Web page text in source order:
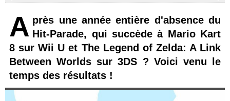
A près une année entière d'absence du
Hit-Parade, qui succède à Mario Kart
8 sur Wii U et The Legend of Zelda: A Link
Between Worlds sur 3DS ? Voici venu le
temps des résultats !